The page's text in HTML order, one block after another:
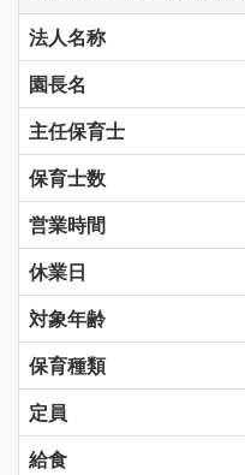
法人名称
園長名
主任保育士
保育士数
営業時間
休業日
対象年齢
保育種類
定員
給食